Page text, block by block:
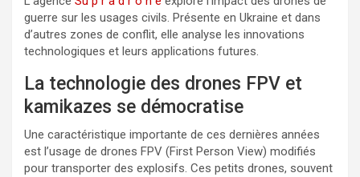
guerre sur les usages civils. Présente en Ukraine et dans
d’autres zones de conflit, elle analyse les innovations
technologiques et leurs applications futures.
La technologie des drones FPV et
kamikazes se démocratise
Une caractéristique importante de ces dernières années
est l’usage de drones FPV (First Person View) modifiés
pour transporter des explosifs. Ces petits drones, souvent